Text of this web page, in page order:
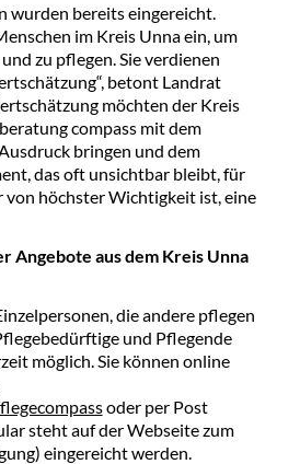
wurden bereits eingereicht.
im Kreis Unna ein, um
zu pflegen. Sie verdienen
betont Landrat
möchten der Kreis
compass mit dem
bringen und dem
das oft unsichtbar bleibt, für
von höchster Wichtigkeit ist, eine
Angebote aus dem Kreis Unna
die andere pflegen
und Pflegende
möglich. Sie können online
oder per Post
steht auf der Webseite zum
eingereicht werden.